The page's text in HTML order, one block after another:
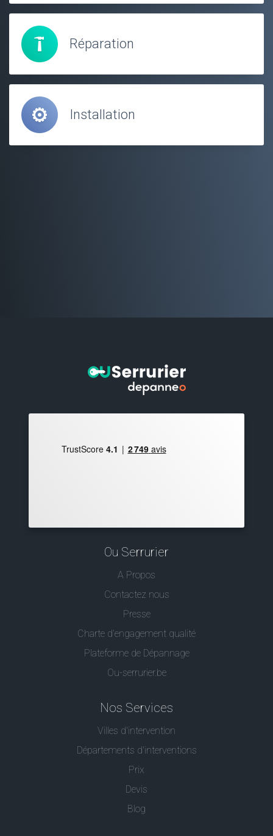
Réparation
Installation
Ou Serrurier
A Propos
Contactez nous
Presse
Charte d’engagement qualité
Plateforme de Dépannage
Ou-serrurier.be
Nos Services
Villes d'intervention
Départements d'interventions
Prix
Devis
Blog